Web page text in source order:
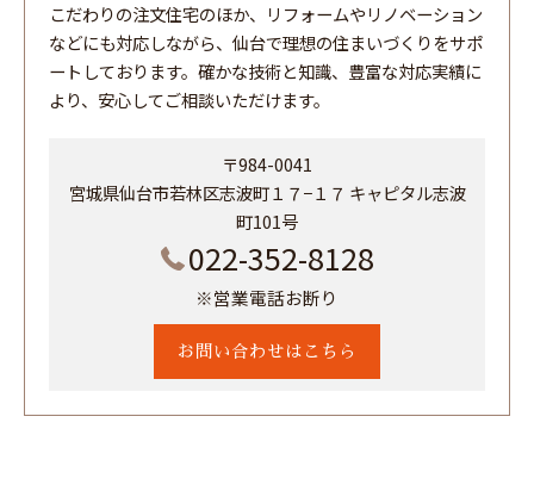
こだわりの注文住宅のほか、リフォームやリノベーション
などにも対応しながら、仙台で理想の住まいづくりをサポ
ートしております。確かな技術と知識、豊富な対応実績に
より、安心してご相談いただけます。
〒984-0041
宮城県仙台市若林区志波町１７−１７ キャピタル志波
町101号
022-352-8128
※営業電話お断り
お問い合わせはこちら